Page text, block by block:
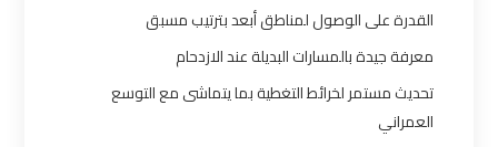
القدرة على الوصول لمناطق أبعد بترتيب مسبق
معرفة جيدة بالمسارات البديلة عند الازدحام
تحديث مستمر لخرائط التغطية بما يتماشى مع التوسع
العمراني